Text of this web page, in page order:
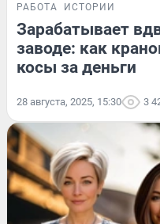
РАБОТА ИСТОРИИ
Зарабатывает
заводе: как
косы за деньги
28 августа, 2025, 15:30 3